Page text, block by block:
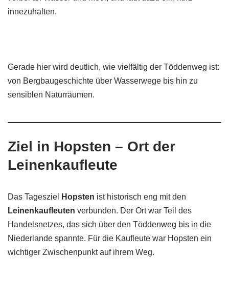
innezuhalten.
Gerade hier wird deutlich, wie vielfältig der Töddenweg ist:
von Bergbaugeschichte über Wasserwege bis hin zu
sensiblen Naturräumen.
Ziel in Hopsten – Ort der
Leinenkaufleute
Das Tagesziel Hopsten ist historisch eng mit den
Leinenkaufleuten verbunden. Der Ort war Teil des
Handelsnetzes, das sich über den Töddenweg bis in die
Niederlande spannte. Für die Kaufleute war Hopsten ein
wichtiger Zwischenpunkt auf ihrem Weg.